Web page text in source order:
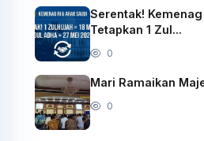
Serentak!
Tetapkan 1 Zul...
0
Mari Ramaikan
0